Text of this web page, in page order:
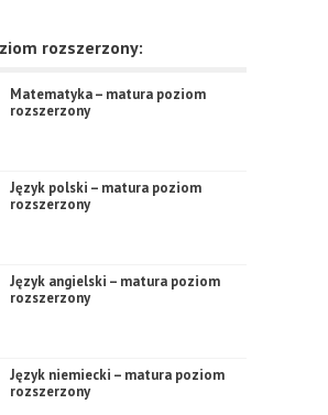
rozszerzony:
Matematyka – matura poziom
rozszerzony
Język polski – matura poziom
rozszerzony
Język angielski – matura poziom
rozszerzony
Język niemiecki – matura poziom
rozszerzony